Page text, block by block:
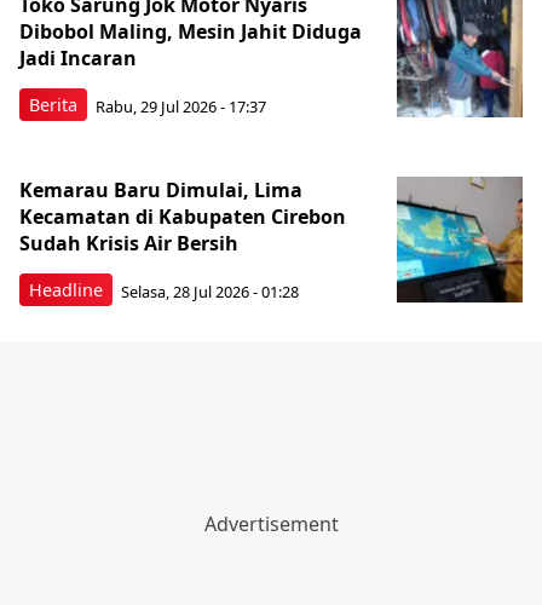
Berita
Dibobol Maling, Mesin Jahit Diduga
Jadi Incaran
Rabu, 29 Jul 2026 - 17:37
Headline
Kemarau Baru Dimulai, Lima
Kecamatan di Kabupaten Cirebon
Sudah Krisis Air Bersih
Selasa, 28 Jul 2026 - 01:28